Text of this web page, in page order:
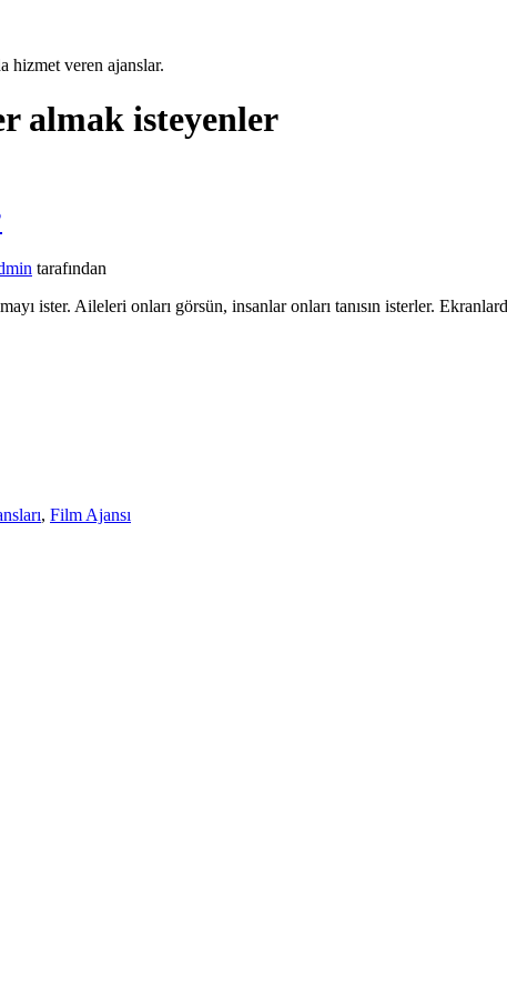
hizmet veren ajanslar.
almak isteyenler
tarafından
ister. Aileleri onları görsün, insanlar onları tanısın isterler.
, Film Ajansı